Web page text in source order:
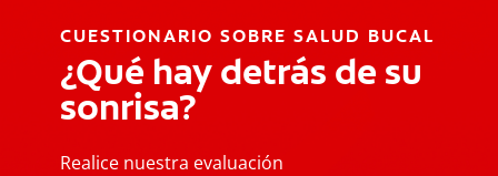
CUESTIONARIO SOBRE SALUD BUCAL
¿Qué hay detrás de su
sonrisa?
Realice nuestra evaluación